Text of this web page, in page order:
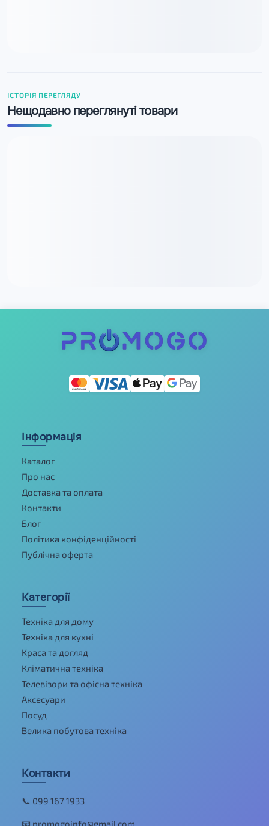
ІСТОРІЯ ПЕРЕГЛЯДУ
Нещодавно переглянуті товари
Інформація
Каталог
Про нас
Доставка та оплата
Контакти
Блог
Політика конфіденційності
Публічна оферта
Категорії
Техніка для дому
Техніка для кухні
Краса та догляд
Кліматична техніка
Телевізори та офісна техніка
Аксесуари
Посуд
Велика побутова техніка
Контакти
📞 099 167 1933
📧 promogoinfo@gmail.com